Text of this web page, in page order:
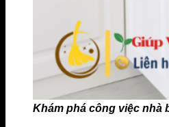
Khám phá công việc nhà